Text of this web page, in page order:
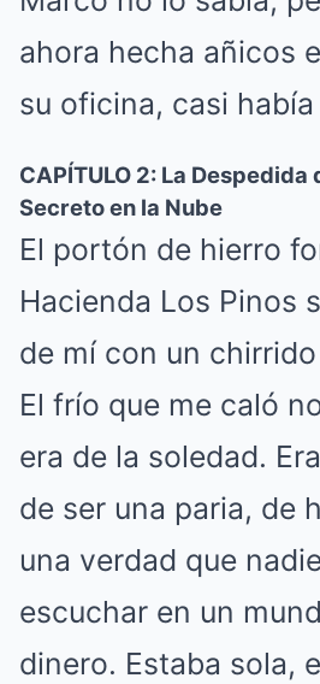
ahora hecha añicos
su oficina, casi
CAPÍTULO 2: La
Secreto en la Nube
El portón de hierro
Hacienda Los Pinos
de mí con un
El frío que me caló
era de la soledad.
de ser una paria, de
una verdad que
escuchar en un
dinero. Estaba sola,